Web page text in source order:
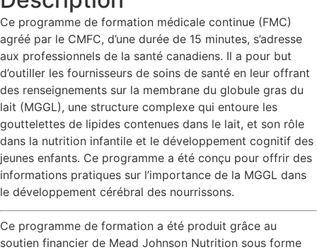
Ce programme de formation médicale continue (FMC)
agréé par le CMFC, d’une durée de 15 minutes, s’adresse
aux professionnels de la santé canadiens. Il a pour but
d’outiller les fournisseurs de soins de santé en leur offrant
des renseignements sur la membrane du globule gras du
lait (MGGL), une structure complexe qui entoure les
gouttelettes de lipides contenues dans le lait, et son rôle
dans la nutrition infantile et le développement cognitif des
jeunes enfants. Ce programme a été conçu pour offrir des
informations pratiques sur l’importance de la MGGL dans
le développement cérébral des nourrissons.
Ce programme de formation a été produit grâce au
soutien financier de Mead Johnson Nutrition sous forme